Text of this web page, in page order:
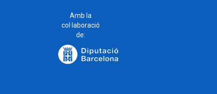
Amb la
col·laboració
de: